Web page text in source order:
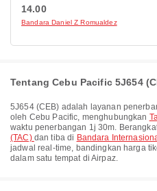
14.00
Bandara Daniel Z Romualdez
Tentang Cebu Pacific 5J654
5J654(CEB) adalah layanan
oleh Cebu Pacific, menghubungkan
waktu penerbangan 1j 30m.
(TAC) dan tiba di Bandara
jadwal real-time, bandingkan harga
dalam satu tempat di Airpaz.